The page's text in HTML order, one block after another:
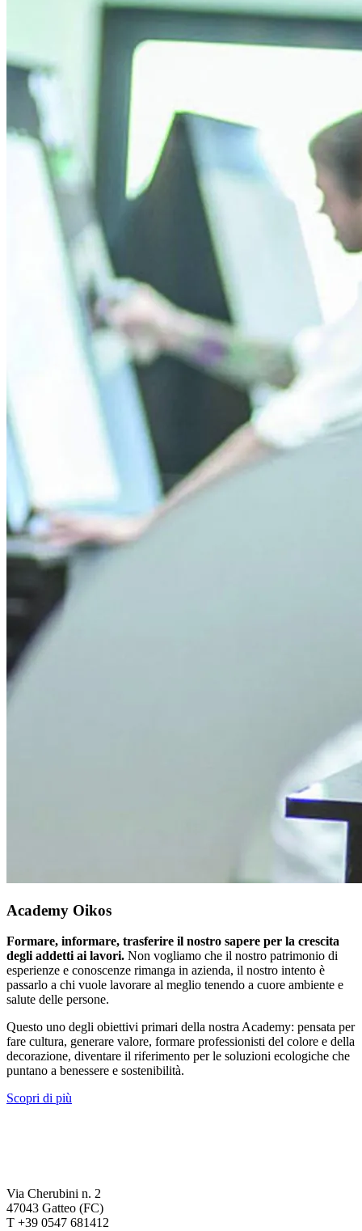
Academy Oikos
Formare, informare, trasferire il nostro sapere per la crescita
degli addetti ai lavori. Non vogliamo che il nostro patrimonio di
esperienze e conoscenze rimanga in azienda, il nostro intento è
passarlo a chi vuole lavorare al meglio tenendo a cuore ambiente e
salute delle persone.
Questo uno degli obiettivi primari della nostra Academy: pensata per
fare cultura, generare valore, formare professionisti del colore e della
decorazione, diventare il riferimento per le soluzioni ecologiche che
puntano a benessere e sostenibilità.
Scopri di più
Via Cherubini n. 2
47043 Gatteo (FC)
T +39 0547 681412